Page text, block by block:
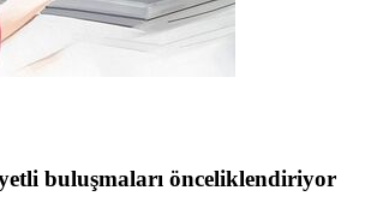
buluşmaları önceliklendiriyor